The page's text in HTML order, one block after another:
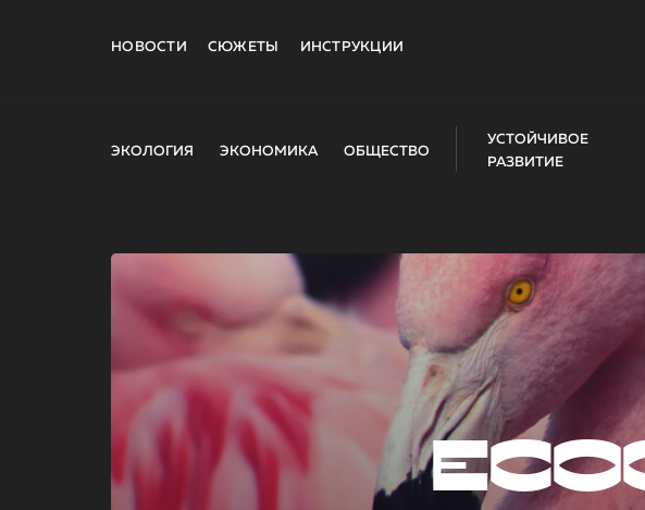
НОВОСТИ СЮЖЕТЫ ИНСТРУКЦИИ
ЭКОЛОГИЯ ЭКОНОМИКА ОБЩЕСТВО
УСТОЙЧИВОЕ
РАЗВИТИЕ